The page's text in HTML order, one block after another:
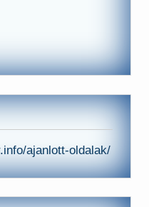
ajanlott-oldalak/